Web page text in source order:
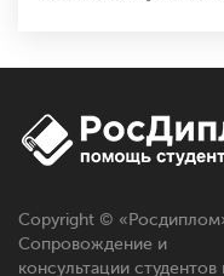
Copyright © « Росдиплом
Сопровождение и
консультации студентов